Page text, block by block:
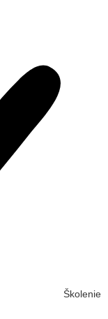
Školenie